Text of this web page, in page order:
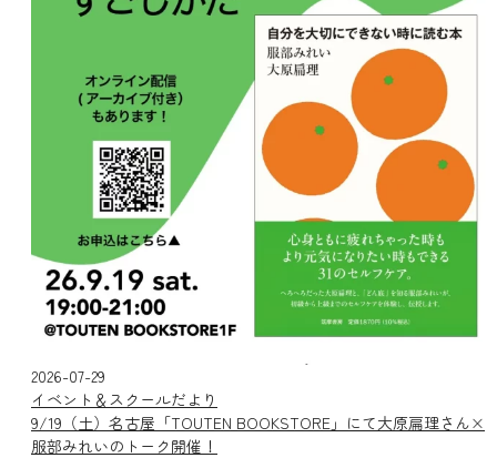
2026-07-29
イベント＆スクールだより
9/19（土）名古屋「TOUTEN BOOKSTORE」にて大原扁理さん×
服部みれいのトーク開催！